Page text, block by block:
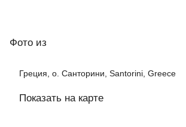
Фото из
Греция, о. Санторини, Santorini, Greece
Показать на карте